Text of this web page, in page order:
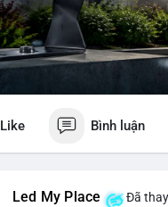
Like Bình luận
Led My Place Đã